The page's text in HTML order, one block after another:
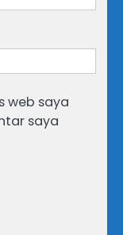
web saya
saya